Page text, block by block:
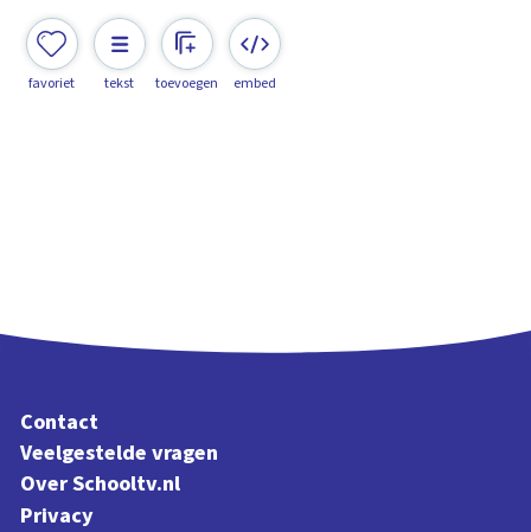
favoriet tekst toevoegen embed
Contact
Veelgestelde vragen
Over Schooltv.nl
Privacy